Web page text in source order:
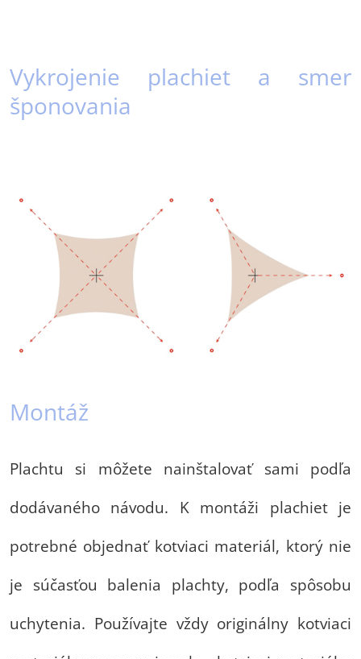
Vykrojenie plachiet a smer
šponovania
Montáž
Plachtu si môžete nainštalovať sami podľa
dodávaného návodu. K montáži plachiet je
potrebné objednať kotviaci materiál, ktorý nie
je súčasťou balenia plachty, podľa spôsobu
uchytenia. Používajte vždy originálny kotviaci